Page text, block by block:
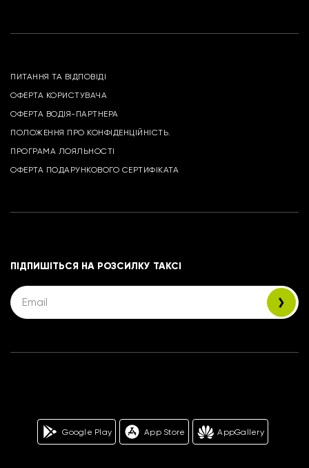
ПИТАННЯ ТА ВІДПОВІДІ
ОФЕРТА КОРИСТУВАЧА
ОФЕРТА ВОДІЯ-ПАРТНЕРА
ПОЛОЖЕННЯ ПРО КОНФІДЕНЦІЙНІСТЬ.
ПРОГРАМА ЛОЯЛЬНОСТІ
ОФЕРТА ПОДАРУНКОВОГО СЕРТИФІКАТА
ПІДПИШІТЬСЯ НА РОЗСИЛКУ ТАКСІ
Google Play App Store AppGallery